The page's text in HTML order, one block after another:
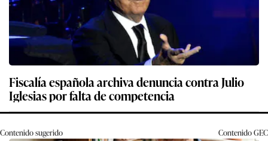
Fiscalía española archiva denuncia contra Julio
Iglesias por falta de competencia
Contenido sugerido ContenidoGEC